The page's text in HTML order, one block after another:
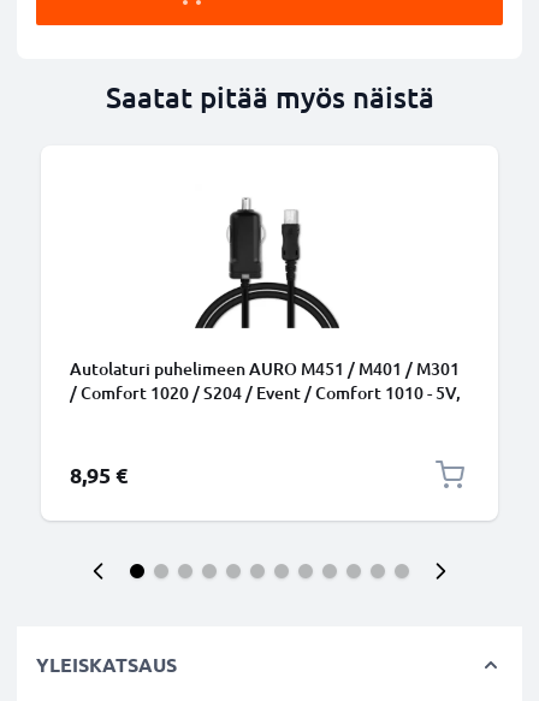
Saatat pitää myös näistä
Autolaturi puhelimeen AURO M451 / M401 / M301
/ Comfort 1020 / S204 / Event / Comfort 1010 - 5V,
8,95 €
YLEISKATSAUS